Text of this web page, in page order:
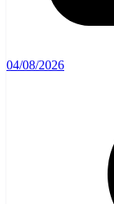
04/08/2026